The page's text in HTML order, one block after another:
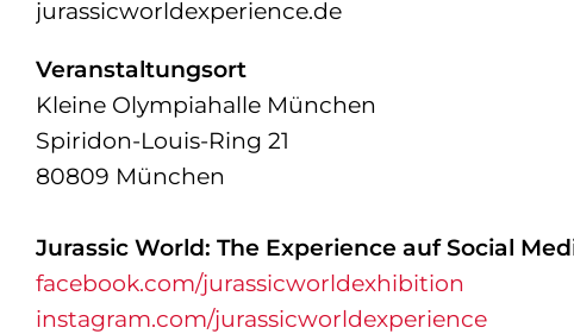
jurassicworldexperience.de
Veranstaltungsort
Kleine Olympiahalle München
Spiridon-Louis-Ring 21
80809 München
Jurassic World: The Experience auf Social
facebook.com/jurassicworldexhibition
instagram.com/jurassicworldexperience